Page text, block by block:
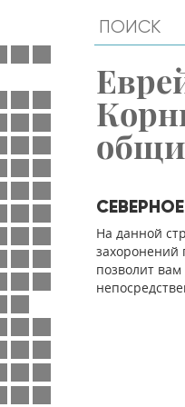
На данной
захоронений
позволит